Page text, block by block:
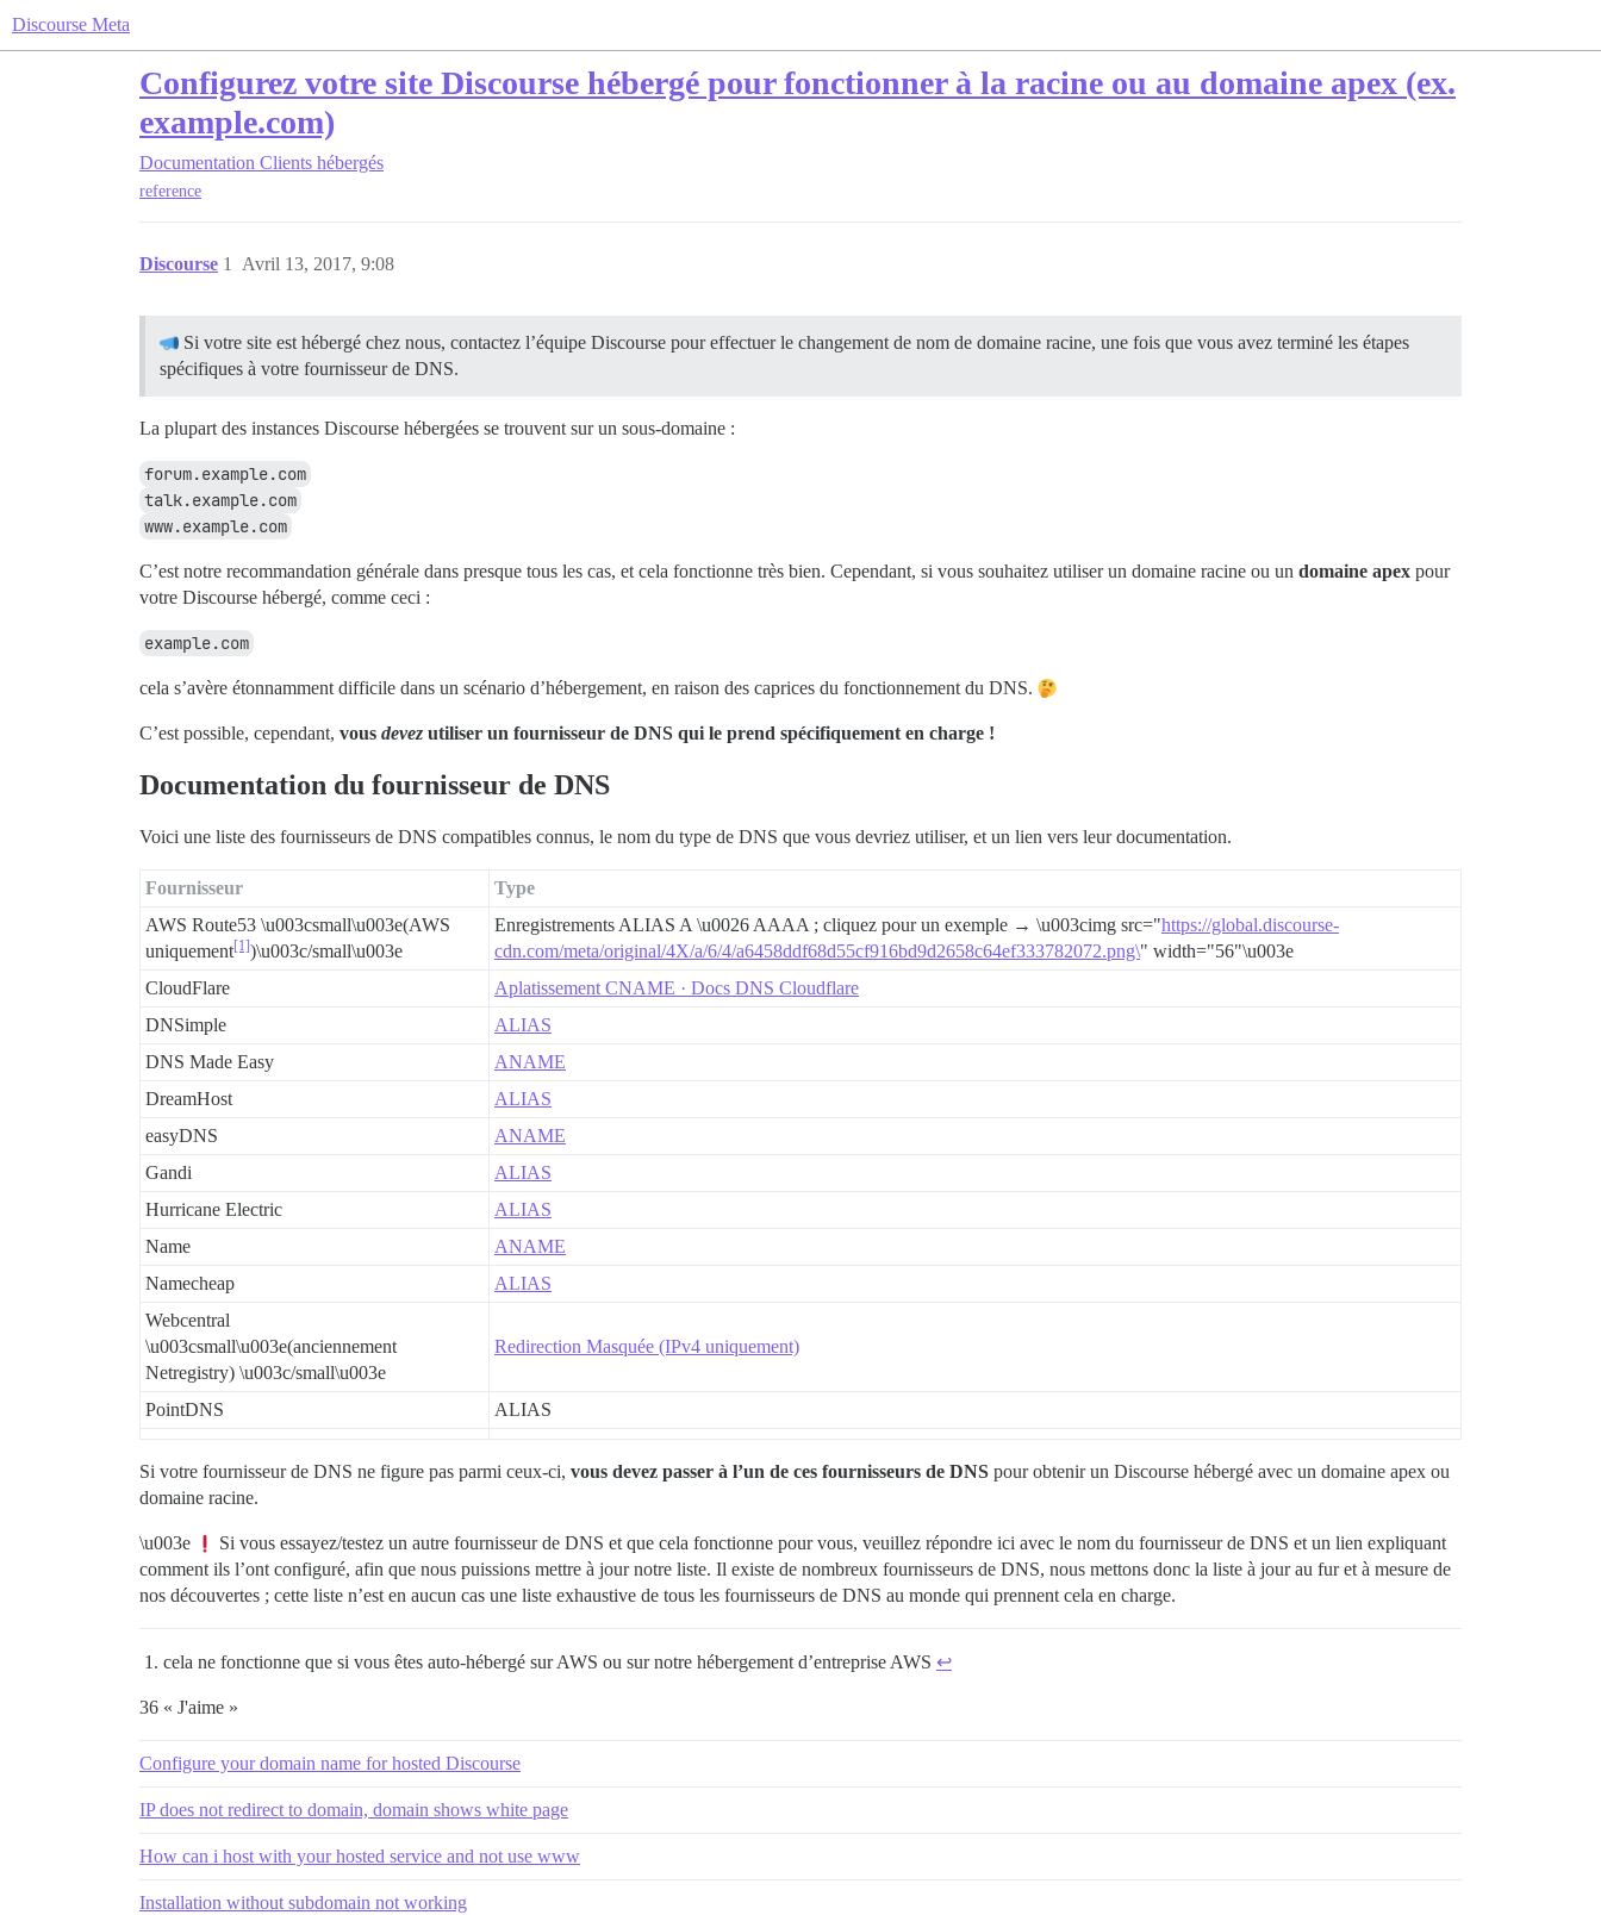
Discourse Meta
Configurez votre site Discourse hébergé pour fonctionner à la racine ou au domaine apex (ex.
example.com)
Documentation Clients hébergés
reference
Discourse Avril 13, 2017, 9:08
1
Si votre site est hébergé chez nous, contactez l’équipe Discourse pour effectuer le changement de nom de domaine racine, une fois que vous avez terminé les étapes
spécifiques à votre fournisseur de DNS.
La plupart des instances Discourse hébergées se trouvent sur un sous-domaine :
forum.example.com
talk.example.com
www.example.com
C’est notre recommandation générale dans presque tous les cas, et cela fonctionne très bien. Cependant, si vous souhaitez utiliser un domaine racine ou un domaine apex pour
votre Discourse hébergé, comme ceci :
example.com
cela s’avère étonnamment difficile dans un scénario d’hébergement, en raison des caprices du fonctionnement du DNS.
C’est possible, cependant, vous devez utiliser un fournisseur de DNS qui le prend spécifiquement en charge !
Documentation du fournisseur de DNS
Voici une liste des fournisseurs de DNS compatibles connus, le nom du type de DNS que vous devriez utiliser, et un lien vers leur documentation.
Fournisseur
Type
AWS Route53 \u003csmall\u003e(AWS
uniquement[1])\u003c/small\u003e
Enregistrements ALIAS A \u0026 AAAA ; cliquez pour un exemple → \u003cimg src="https://global.discourse-
cdn.com/meta/original/4X/a/6/4/a6458ddf68d55cf916bd9d2658c64ef333782072.png\" width="56"\u003e
CloudFlare
Aplatissement CNAME · Docs DNS Cloudflare
DNSimple
ALIAS
DNS Made Easy
ANAME
DreamHost
ALIAS
easyDNS
ANAME
Gandi
ALIAS
Hurricane Electric
ALIAS
Name
ANAME
Namecheap
ALIAS
Webcentral
\u003csmall\u003e(anciennement
Netregistry) \u003c/small\u003e
Redirection Masquée (IPv4 uniquement)
PointDNS ALIAS
Si votre fournisseur de DNS ne figure pas parmi ceux-ci, vous devez passer à l’un de ces fournisseurs de DNS pour obtenir un Discourse hébergé avec un domaine apex ou
domaine racine.
\u003e
Si vous essayez/testez un autre fournisseur de DNS et que cela fonctionne pour vous, veuillez répondre ici avec le nom du fournisseur de DNS et un lien expliquant
comment ils l’ont configuré, afin que nous puissions mettre à jour notre liste. Il existe de nombreux fournisseurs de DNS, nous mettons donc la liste à jour au fur et à mesure de
nos découvertes ; cette liste n’est en aucun cas une liste exhaustive de tous les fournisseurs de DNS au monde qui prennent cela en charge.
cela ne fonctionne que si vous êtes auto-hébergé sur AWS ou sur notre hébergement d’entreprise AWS ↩︎
36 « J'aime »
Configure your domain name for hosted Discourse
IP does not redirect to domain, domain shows white page
How can i host with your hosted service and not use www
Installation without subdomain not working